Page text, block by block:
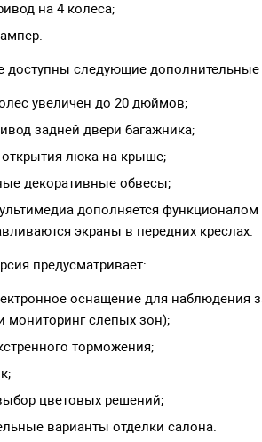
на 4 колеса;
доступны следующие
увеличен до 20 дюймов;
задней двери багажника;
открытия люка на крыше;
декоративные обвесы;
дополняется
экраны в передних креслах.
предусматривает:
оснащение для наблюдения
мониторинг слепых зон);
торможения;
цветовых решений;
варианты отделки салона.